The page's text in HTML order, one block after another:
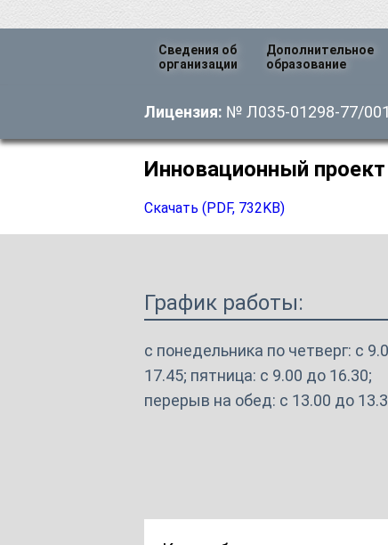
содержимому
Сведения об
организации
Основные сведения
Структура и органы управления
образовательной организацией
Документы
Образовательные стандарты и
требования
Руководство
Педагогический состав
Стипендии и меры поддержки
Дополнительное
образование
переподготовка
Повышение
Лицензия: № Л035-01298-77/
Инновационный проект
Скачать (PDF, 732KB)
График работы:
с понедельника по четверг: с
17.45; пятница: с 9.00 до 16.30;
перерыв на обед: с 13.00 до